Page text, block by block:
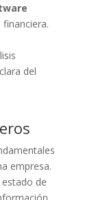
del
empresa.
de